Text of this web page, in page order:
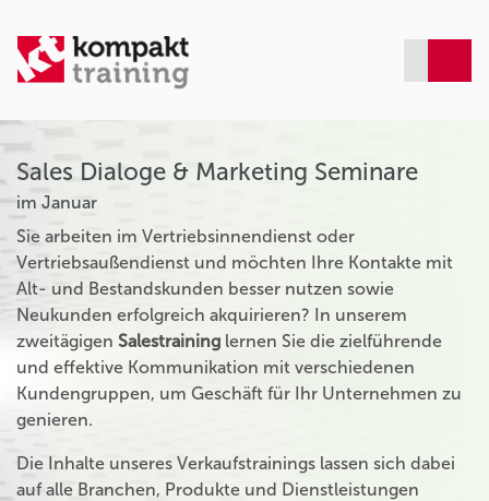
Sales Dialoge & Marketing Seminare
im Januar
Sie arbeiten im Vertriebsinnendienst oder
Vertriebsaußendienst und möchten Ihre Kontakte mit
Alt- und Bestandskunden besser nutzen sowie
Neukunden erfolgreich akquirieren? In unserem
zweitägigen Salestraining lernen Sie die zielführende
und effektive Kommunikation mit verschiedenen
Kundengruppen, um Geschäft für Ihr Unternehmen zu
genieren.
Die Inhalte unseres Verkaufstrainings lassen sich dabei
auf alle Branchen, Produkte und Dienstleistungen